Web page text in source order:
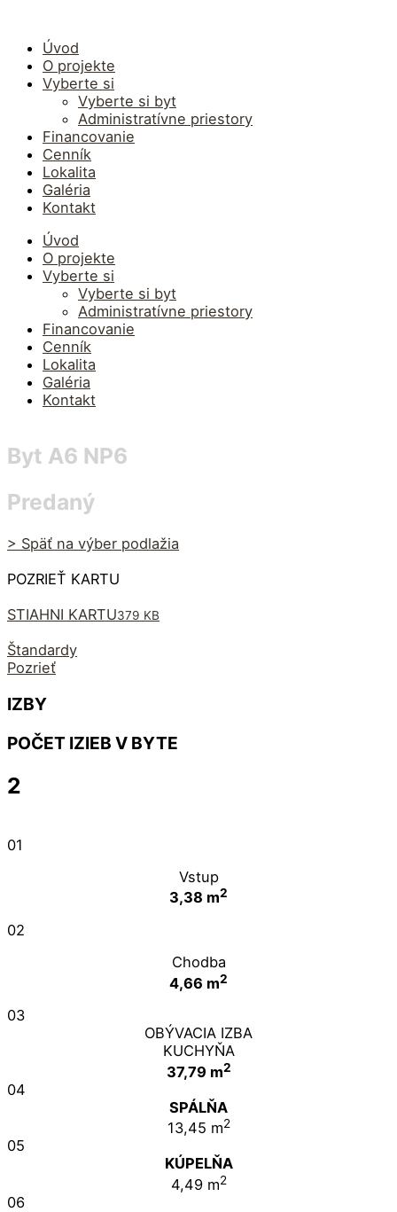
obsahÚvod
O projekte
Vyberte si
Vyberte si byt
Administratívne priestory
Financovanie
Cenník
Lokalita
Galéria
Kontakt
Úvod
O projekte
Vyberte si
Vyberte si byt
Administratívne priestory
Financovanie
Cenník
Lokalita
Galéria
Kontakt
Byt A6 NP6
Predaný
> Späť na výber podlažia
POZRIEŤ KARTU
STIAHNI KARTU379 KB
Štandardy
Pozrieť
IZBY
POČET IZIEB V BYTE
2
01
Vstup
3,38 m2
02
Chodba
4,66 m2
03
OBÝVACIA IZBA
KUCHYŇA
37,79 m2
04
SPÁLŇA
13,45 m2
05
KÚPELŇA
4,49 m2
06